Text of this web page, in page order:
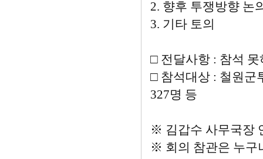
2. 향후 투쟁방향 논
3. 기타 토의
□ 전달사항 : 참석
□ 참석대상 : 철원군
327명 등
※ 김갑수 사무국장
※ 회의 참관은 누구